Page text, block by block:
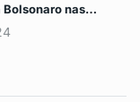
Bolsonaro nas…